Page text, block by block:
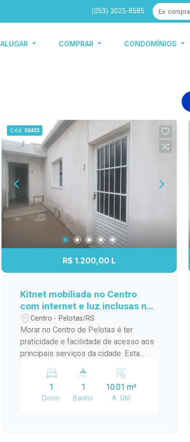
(053) 3025-8585
ALUGAR COMPRAR CONDOMÍNIOS
Cód. 50422
R$ 1.200,00 L
Kitnet mobiliada no Centro
com internet e luz inclusas no
aluguel
Centro - Pelotas/RS
Morar no Centro de Pelotas é ter
praticidade e facilidade de acesso aos
principais serviços da cidade. Esta
mobiliado, ideal para quem busca uma
moradia compacta, organizada e com
as principais comodidades para o dia a
1
Dorm.
1
Banho
10.01 m²
A. Útil